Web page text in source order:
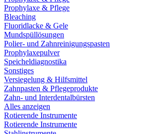
Prophylaxe & Pflege
Bleaching
Fluoridlacke & Gele
Mundspüllösungen
Polier- und Zahnreinigungspasten
Prophylaxepulver
Speicheldiagnostika
Sonstiges
Versiegelung & Hilfsmittel
Zahnpasten & Pflegeprodukte
Zahn- und Interdentalbürsten
Alles anzeigen
Rotierende Instrumente
Rotierende Instrumente